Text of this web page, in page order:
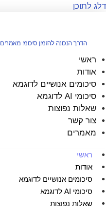
דלג לתוכן
הדרך הנכונה להזמין סיכומי מאמרים
ראשי
אודות
סיכומים אנושיים לדוגמא
סיכומי AI לדוגמא
שאלות נפוצות
צור קשר
מאמרים
ראשי
אודות
סיכומים אנושיים לדוגמא
סיכומי AI לדוגמא
שאלות נפוצות